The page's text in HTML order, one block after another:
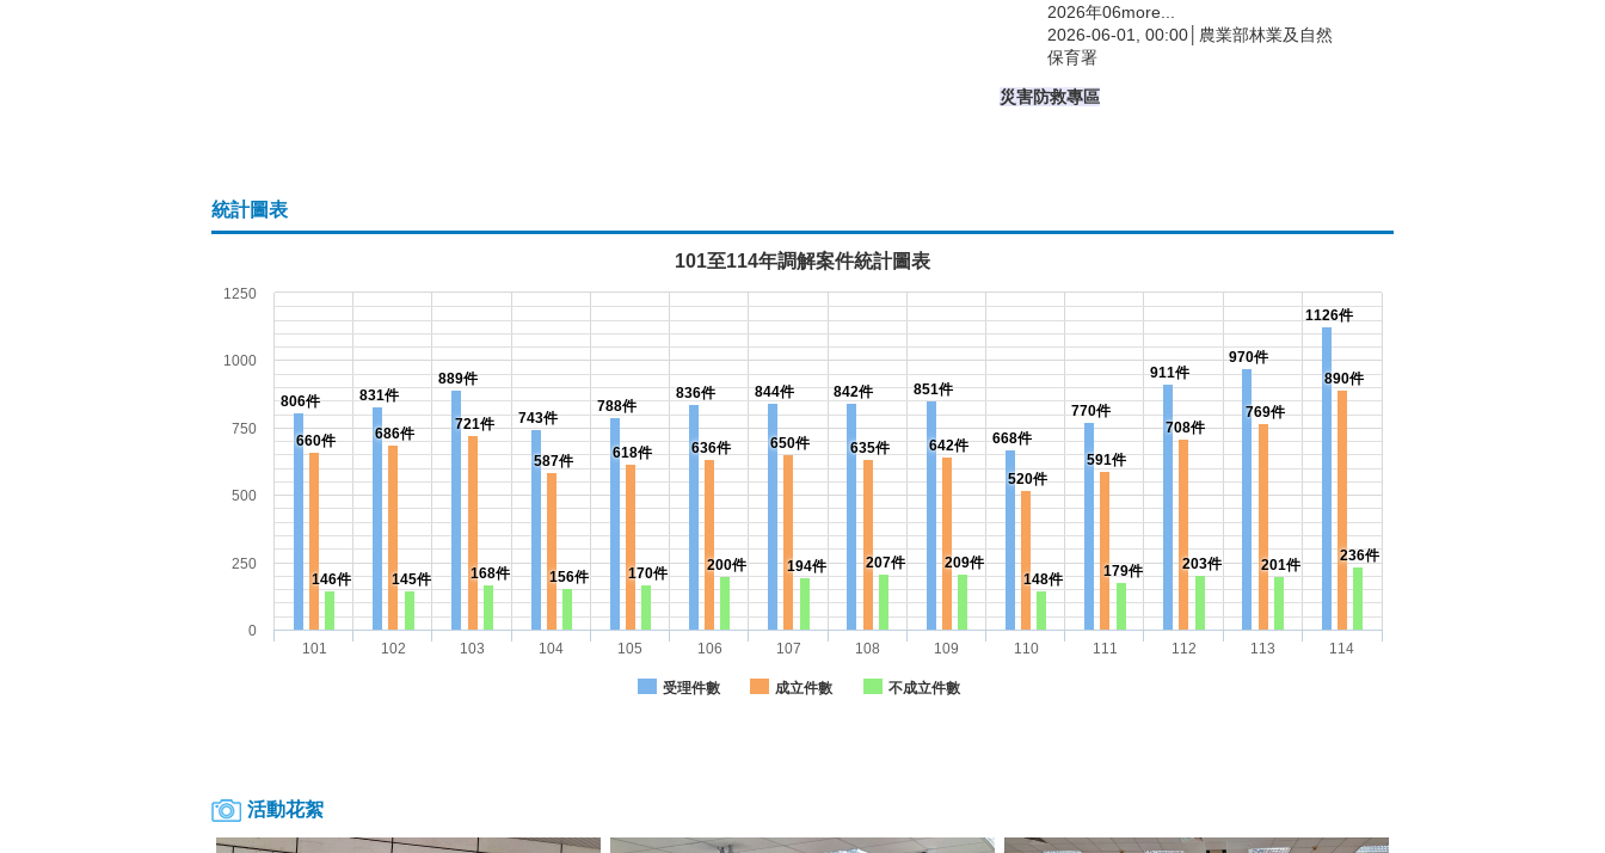
2026年06more...
2026-06-01, 00:00│農業部林業及自然
保育署
災害防救專區
統計圖表
101至114年調解案件統計圖表
806件 831件
889件
743件
788件
836件 844件 842件 851件
668件
770件
911件
970件
1126件
660件 686件
721件
587件
618件 636件 650件 635件 642件
520件
591件
708件
769件
890件
146件 145件 168件 156件 170件
200件 194件 207件
209件
148件
179件 203件 201件
236件
受理件數 成立件數 不成立件數
101 102 103 104 105 106 107 108 109 110 111 112 113 114
0
250
500
750
1000
1250
活動花絮